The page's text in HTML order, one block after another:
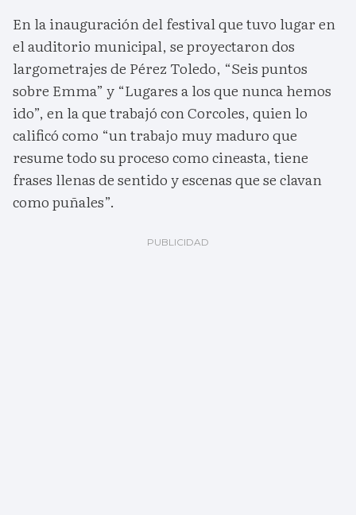
En la inauguración del festival que tuvo lugar en
el auditorio municipal, se proyectaron dos
largometrajes de Pérez Toledo, “Seis puntos
sobre Emma” y “Lugares a los que nunca hemos
ido”, en la que trabajó con Corcoles, quien lo
calificó como “un trabajo muy maduro que
resume todo su proceso como cineasta, tiene
frases llenas de sentido y escenas que se clavan
como puñales”.